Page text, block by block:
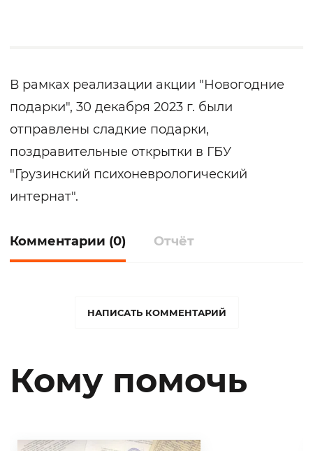
В рамках реализации акции "Новогодние
подарки", 30 декабря 2023 г. были
отправлены сладкие подарки,
поздравительные открытки в ГБУ
"Грузинский психоневрологический
интернат".
Комментарии (0) Отчёт
НАПИСАТЬ КОММЕНТАРИЙ
Кому помочь